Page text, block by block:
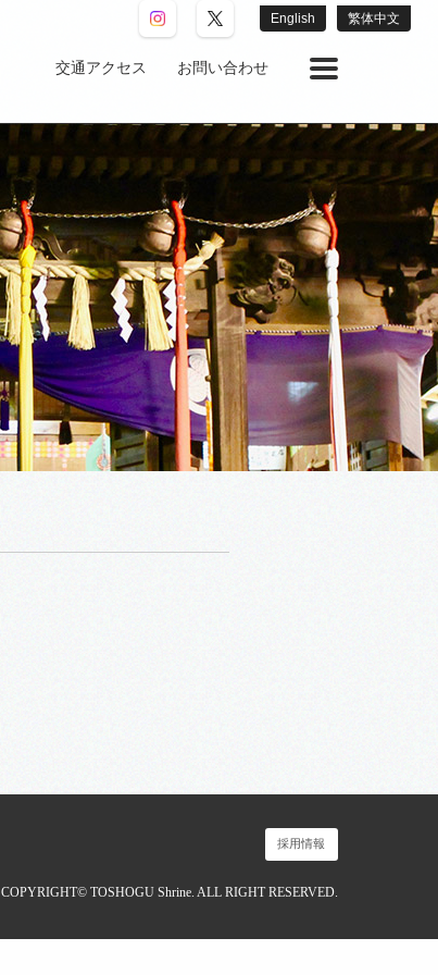
交通アクセス お問い合わせ
English 繁体中文
採用情報
COPYRIGHT© TOSHOGU Shrine. ALL RIGHT RESERVED.